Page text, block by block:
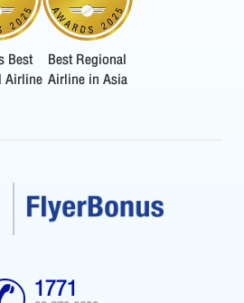
Best
Airline
Best Regional
Airline in Asia
1771